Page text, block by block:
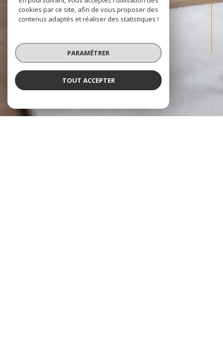
cookies par ce site, afin de vous proposer des
contenus adaptés et réaliser des statistiques !
PARAMÉTRER
TOUT ACCEPTER